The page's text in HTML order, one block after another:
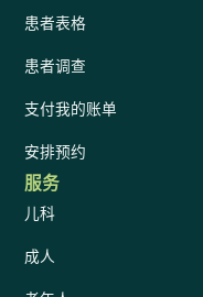
患者表格
患者调查
支付我的账单
安排预约
服务
儿科
成人